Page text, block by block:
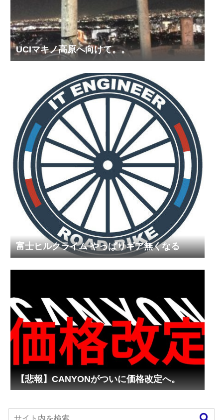
UCIマキノ高原へ向けて。。
富士ヒルクライム やっぱりギア無くなる
【悲報】CANYONがついに価格改定へ。